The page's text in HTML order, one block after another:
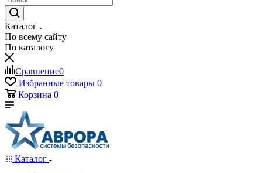
Каталог
По всему сайту
По каталогу
Сравнение0
Избранные товары 0
Корзина 0
Каталог